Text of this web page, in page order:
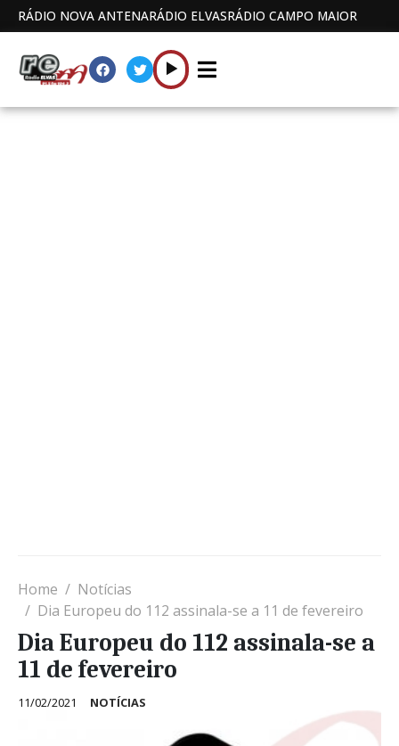
RÁDIO NOVA ANTENARÁDIO ELVASRÁDIO CAMPO MAIOR
Home
Notícias
Dia Europeu do 112 assinala-se a 11 de fevereiro
Dia Europeu do 112 assinala-se a
11 de fevereiro
11/02/2021 NOTÍCIAS